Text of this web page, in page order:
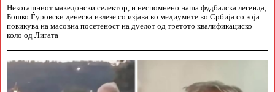
Некогашниот македонски селектор, и неспомнено наша фудбалска легенда,
Бошко Ѓуровски денеска излезе со изјава во медиумите во Србија со која
повикува на масовна посетеност на дуелот од третото квалификациско
коло од Лигата